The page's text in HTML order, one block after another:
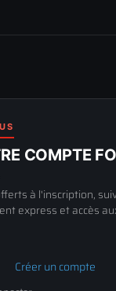
COMPTE
à l'inscription,
express et accès
Créer un compte